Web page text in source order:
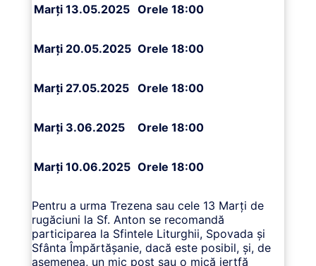
Marți 13.05.2025 Orele 18:00
Marți 20.05.2025 Orele 18:00
Marți 27.05.2025 Orele 18:00
Marți 3.06.2025 Orele 18:00
Marți 10.06.2025 Orele 18:00
Pentru a urma Trezena sau cele 13 Marți de
rugăciuni la Sf. Anton se recomandă
participarea la Sfintele Liturghii, Spovada și
Sfânta Împărtășanie, dacă este posibil, și, de
asemenea, un mic post sau o mică jertfă